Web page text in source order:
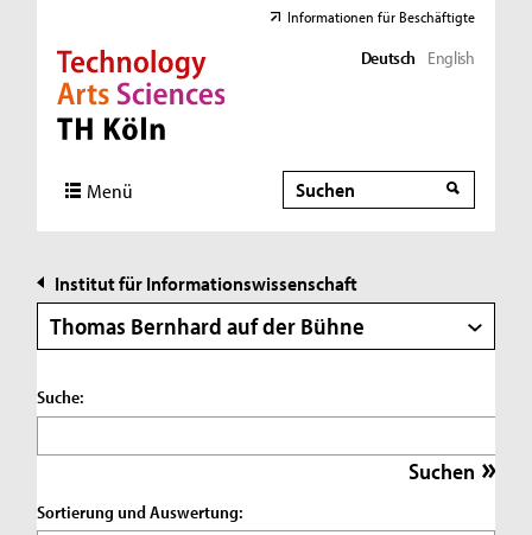
Direkt zur Hauptnavigation
Direkt zur Subnavigation
Direkt zum Inhalt
Direkt zum Fußbereich
Informationen für Beschäftigte
Deutsch English
Menü Suche
Suche
Institut für Informationswissenschaft
Thomas Bernhard auf der Bühne
Suche:
Sortierung und Auswertung: